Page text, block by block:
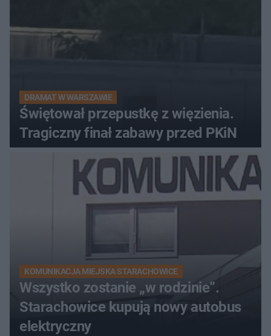
DRAMAT W WARSZAWIE
Świętował przepustkę z więzienia.
Tragiczny finał zabawy przed PKiN
KOMUNIKACJA MIEJSKA STARACHOWICE
Wszystko zostanie „w rodzinie”.
Starachowice kupują nowy autobus
elektryczny